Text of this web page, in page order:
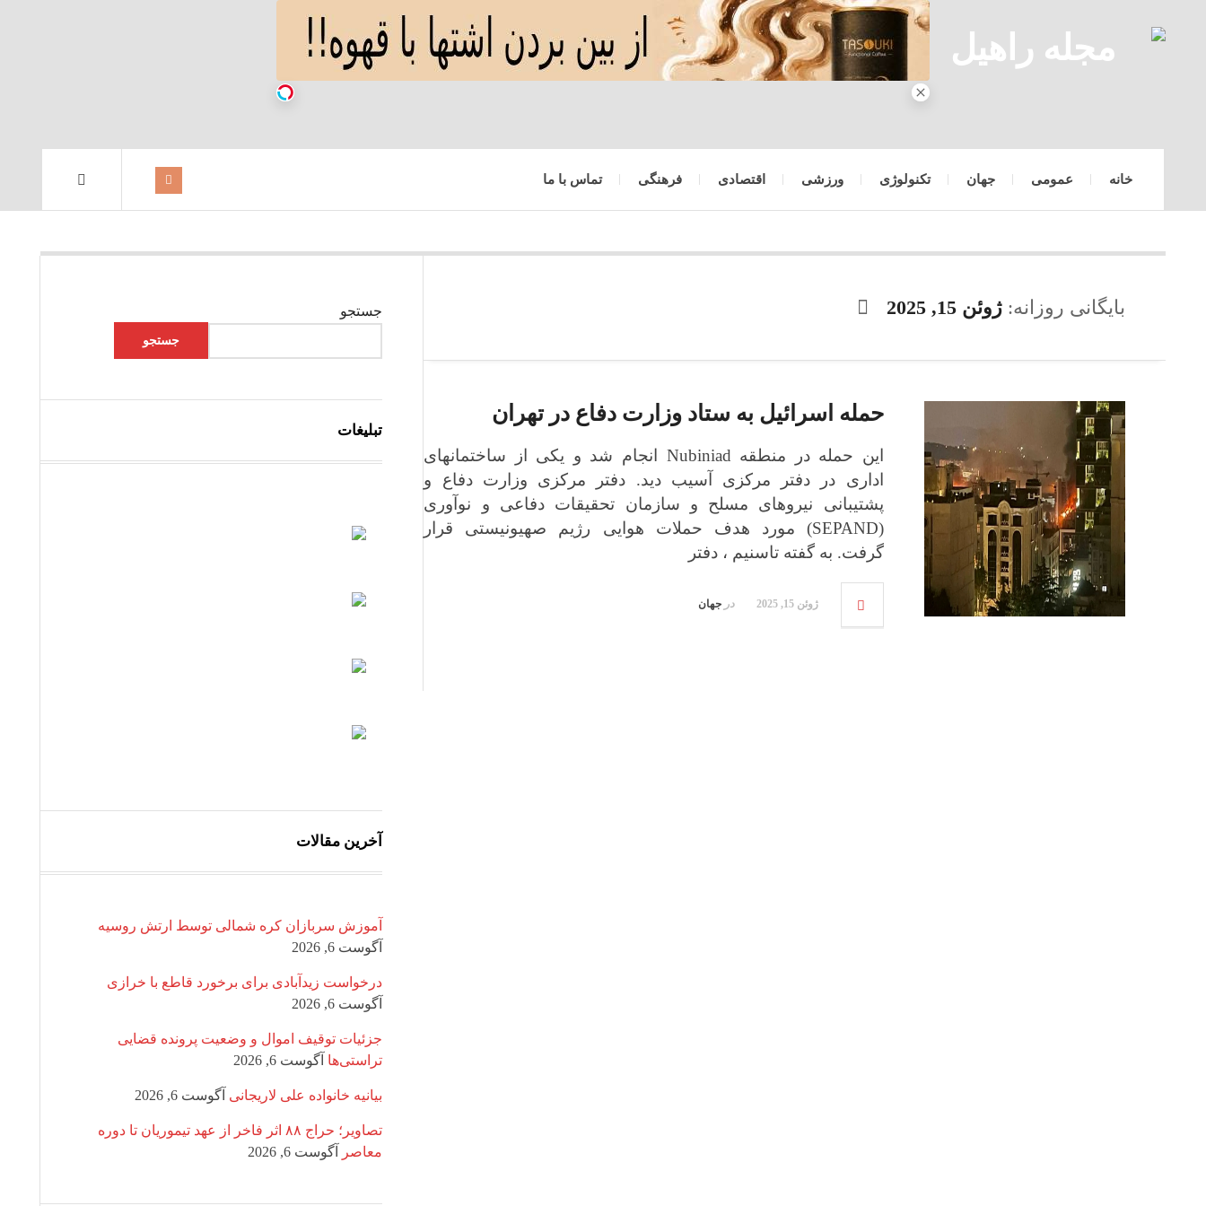
خانه عمومی جهان تکنولوژی ورزشی اقتصادی فرهنگی تماس با ما
بایگانی روزانه: ژوئن 15, 2025
حمله اسرائیل به ستاد وزارت دفاع در تهران
این حمله در منطقه Nubiniad انجام شد و یکی از ساختمانهای
اداری در دفتر مرکزی آسیب دید. دفتر مرکزی وزارت دفاع و
پشتیبانی نیروهای مسلح و سازمان تحقیقات دفاعی و نوآوری
(SEPAND) مورد هدف حملات هوایی رژیم صهیونیستی قرار
گرفت. به گفته تاسنیم ، دفتر
ژوئن 15, 2025 در جهان
جستجو
جستجو
تبلیغات
آخرین مقالات
آموزش سربازان کره شمالی توسط ارتش روسیه
آگوست 6, 2026
درخواست زیدآبادی برای برخورد قاطع با خرازی
آگوست 6, 2026
جزئیات توقیف اموال و وضعیت پرونده قضایی
تراستی‌ها آگوست 6, 2026
بیانیه خانواده علی لاریجانی آگوست 6, 2026
تصاویر؛ حراج ۸۸ اثر فاخر از عهد تیموریان تا دوره
معاصر
آگوست 6, 2026